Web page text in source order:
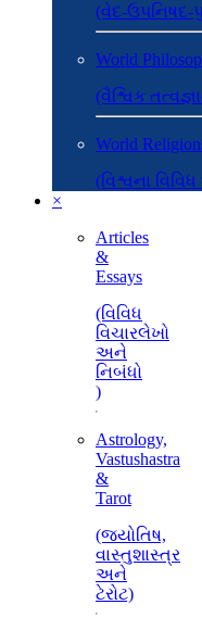
(વેદ-ઉપનિષદ-
World
(વૈશ્વિક
World
(વિશ્વના
×
Articles
&
Essays
(વિવિધ
વિચારલેખો
અને
નિબંધો
)
Astrology,
Vastushastra
&
Tarot
(જ્યોતિષ,
વાસ્તુશાસ્ત્ર
અને
ટેરોટ)